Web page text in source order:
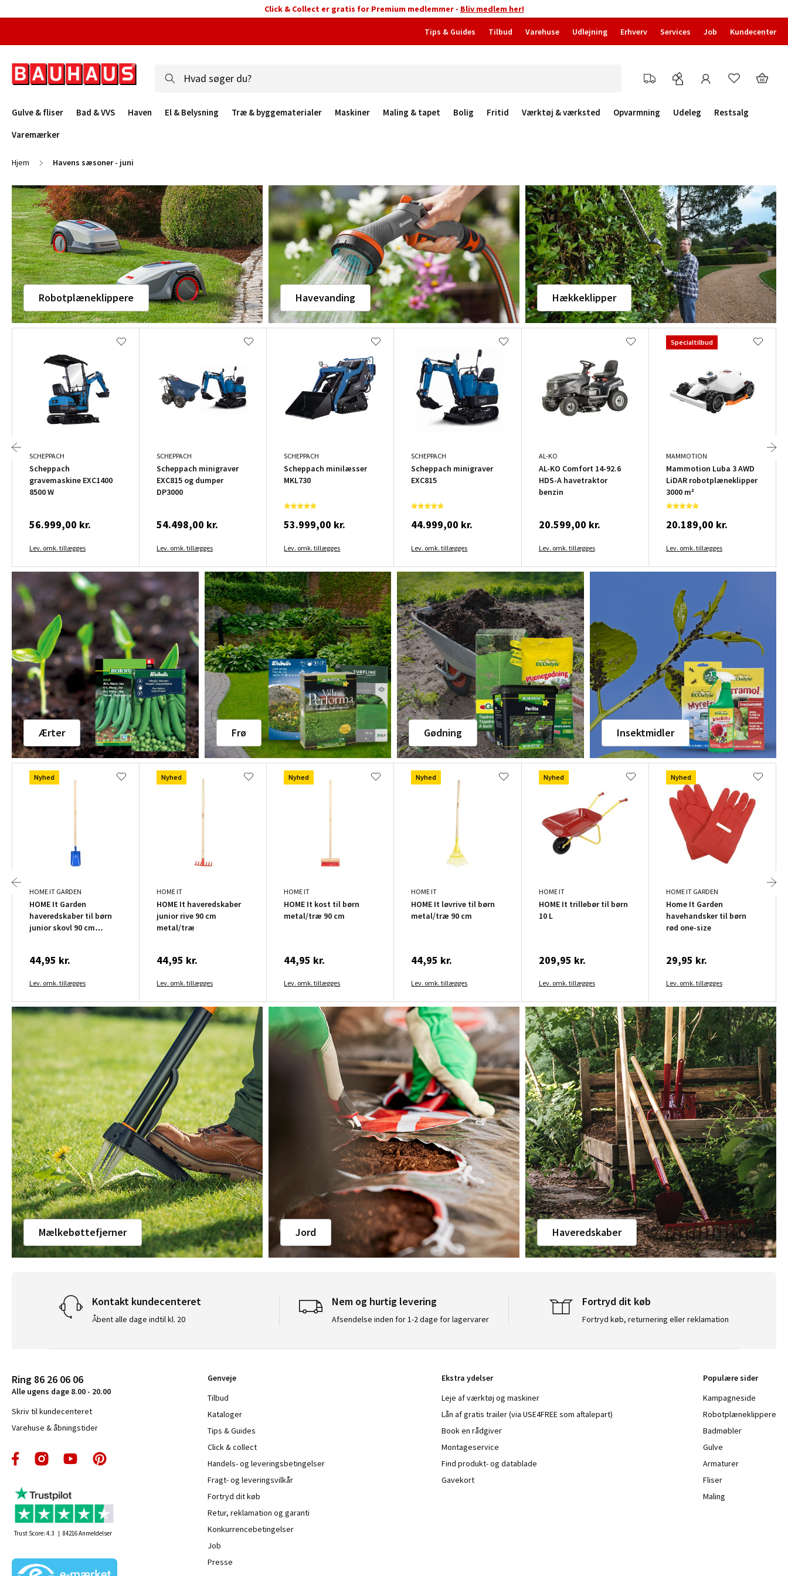
Click & Collect er gratis for Premium medlemmer - Bliv medlem her!
Tips & Guides Tilbud Varehuse Udlejning Erhverv Services Job Kundecenter
Gulve & fliser Bad & VVS Haven El & Belysning Træ & byggematerialer Maskiner Maling & tapet Bolig Fritid Værktøj & værksted Opvarmning Udeleg
Restsalg
Varemærker
Hjem Havens sæsoner - juni
Robotplæneklippere Havevanding Hækkeklipper
SCHEPPACH
Scheppach
gravemaskine EXC1400
8500 W
56.999,00 kr.
Lev. omk. tillægges
SCHEPPACH
Scheppach minigraver
EXC815 og dumper
DP3000
54.498,00 kr.
Lev. omk. tillægges
SCHEPPACH
Scheppach minilæsser
MKL730
53.999,00 kr.
Lev. omk. tillægges
SCHEPPACH
Scheppach minigraver
EXC815
44.999,00 kr.
Lev. omk. tillægges
AL-KO
AL-KO Comfort 14-92.6
HDS-A havetraktor
benzin
20.599,00 kr.
Lev. omk. tillægges
Specialtilbud
MAMMOTION
Mammotion Luba 3 AWD
LiDAR robotplæneklipper
3000 m²
20.189,00 kr.
Lev. omk. tillægges
Ærter Frø Gødning Insektmidler
Nyhed
HOME IT GARDEN
HOME It Garden
haveredskaber til børn
junior skovl 90 cm
44,95 kr.
Lev. omk. tillægges
Nyhed
HOME IT
HOME It haveredskaber
junior rive 90 cm
metal/træ
44,95 kr.
Lev. omk. tillægges
Nyhed
HOME IT
HOME It kost til børn
metal/træ 90 cm
44,95 kr.
Lev. omk. tillægges
Nyhed
HOME IT
HOME It løvrive til børn
metal/træ 90 cm
44,95 kr.
Lev. omk. tillægges
Nyhed
HOME IT
HOME It trillebør til børn
10 L
209,95 kr.
Lev. omk. tillægges
Nyhed
HOME IT GARDEN
Home It Garden
havehandsker til børn
rød one-size
29,95 kr.
Lev. omk. tillægges
Mælkebøttefjerner Jord Haveredskaber
Kontakt kundecenteret
Åbent alle dage indtil kl. 20
Nem og hurtig levering
Afsendelse inden for 1-2 dage for lagervarer
Fortryd dit køb
Fortryd køb, returnering eller reklamation
Ring 86 26 06 06
Alle ugens dage 8.00 - 20.00
Skriv til kundecenteret
Varehuse & åbningstider
Trust Score: 4.3 84216Anmeldelser
Genveje
Tilbud
Kataloger
Tips & Guides
Click & collect
Handels- og leveringsbetingelser
Fragt- og leveringsvilkår
Fortryd dit køb
Retur, reklamation og garanti
Konkurrencebetingelser
Job
Presse
Ekstra ydelser
Leje af værktøj og maskiner
Lån af gratis trailer (via USE4FREE som aftalepart)
Book en rådgiver
Montageservice
Find produkt- og datablade
Gavekort
Populære sider
Kampagneside
Robotplæneklippere
Badmøbler
Gulve
Armaturer
Fliser
Maling